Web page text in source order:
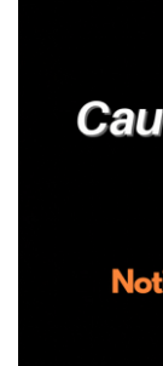
trabajadores, el
confrontación, la
suelo y agredido